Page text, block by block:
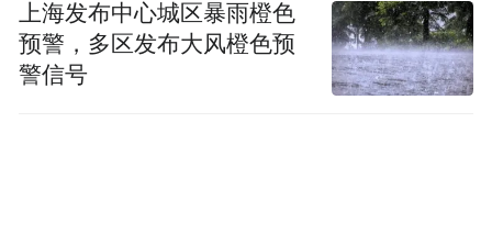
上海发布中心城区暴雨橙色
预警，多区发布大风橙色预
警信号